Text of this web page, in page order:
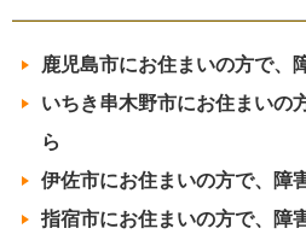
鹿児島市にお住まいの方で、
いちき串木野市にお住まいの
ら
伊佐市にお住まいの方で、障
指宿市にお住まいの方で、障